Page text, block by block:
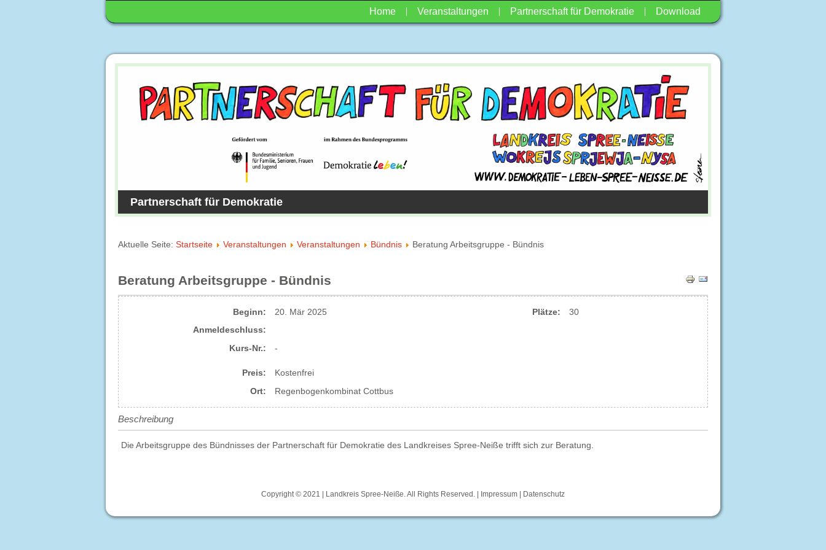
Home Veranstaltungen Partnerschaft für Demokratie Download
Partnerschaft für Demokratie
Aktuelle Seite: Startseite Veranstaltungen Veranstaltungen Bündnis Beratung Arbeitsgruppe - Bündnis
Beratung Arbeitsgruppe - Bündnis
Beginn:
20. Mär 2025
Anmelde​schluss:
Kurs-Nr.:
-
Preis:
Kostenfrei
Ort:
Regenbogenkombinat Cottbus
Plätze: 30
Beschreibung
Die Arbeitsgruppe des Bündnisses der Partnerschaft für Demokratie des Landkreises Spree-Neiße trifft sich zur Beratung.
Copyright © 2021 | Landkreis Spree-Neiße. All Rights Reserved. | Impressum Datenschutz